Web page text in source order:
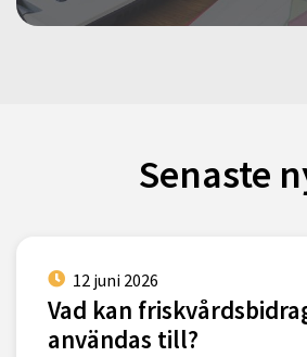
Senaste
12 juni 2026
Vad kan
användas till?